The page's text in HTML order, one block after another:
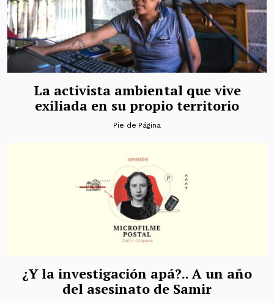
La activista ambiental que vive
exiliada en su propio territorio
Pie de Página
¿Y la investigación apá?.. A un año
del asesinato de Samir